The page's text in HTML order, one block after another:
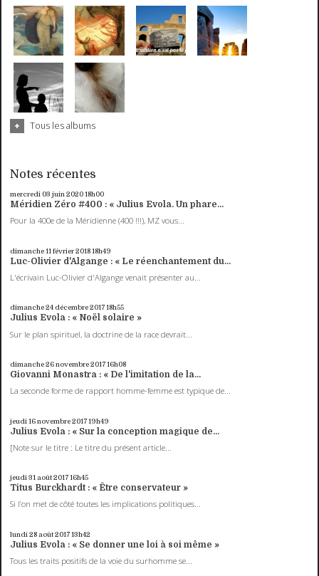
Tous les albums
Notes récentes
mercredi 03 juin 202018h00
Méridien Zéro #400 : « Julius Evola. Un phare...
Pour la 400e de la Méridienne (400 !!!), MZ vous...
dimanche 11 février 201818h49
Luc-Olivier d'Algange : « Le réenchantement du...
L'écrivain Luc-Olivier d'Algange venait présenter au...
dimanche 24 décembre 201718h55
Julius Evola : « Noël solaire »
Sur le plan spirituel, la doctrine de la race devrait...
dimanche 26novembre 201716h08
Giovanni Monastra : « De l'imitation de la...
La seconde forme de rapport homme-femme est typique de...
jeudi 16novembre 201719h49
Julius Evola : « Sur la conception magique de...
[Note sur le titre : Le titre du présent article...
jeudi 31 août 201716h45
Titus Burckhardt : « Être conservateur »
Si l’on met de côté toutes les implications politiques...
lundi 28 août 201713h42
Julius Evola : « Se donner une loi à soi même »
Tous les traits positifs de la voie du surhomme se...